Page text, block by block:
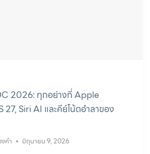
2026: ทุกอย่างที่ Apple
27, Siri AI และคีย์โน้ตอำลาของ
คำ มิถุนายน 9, 2026